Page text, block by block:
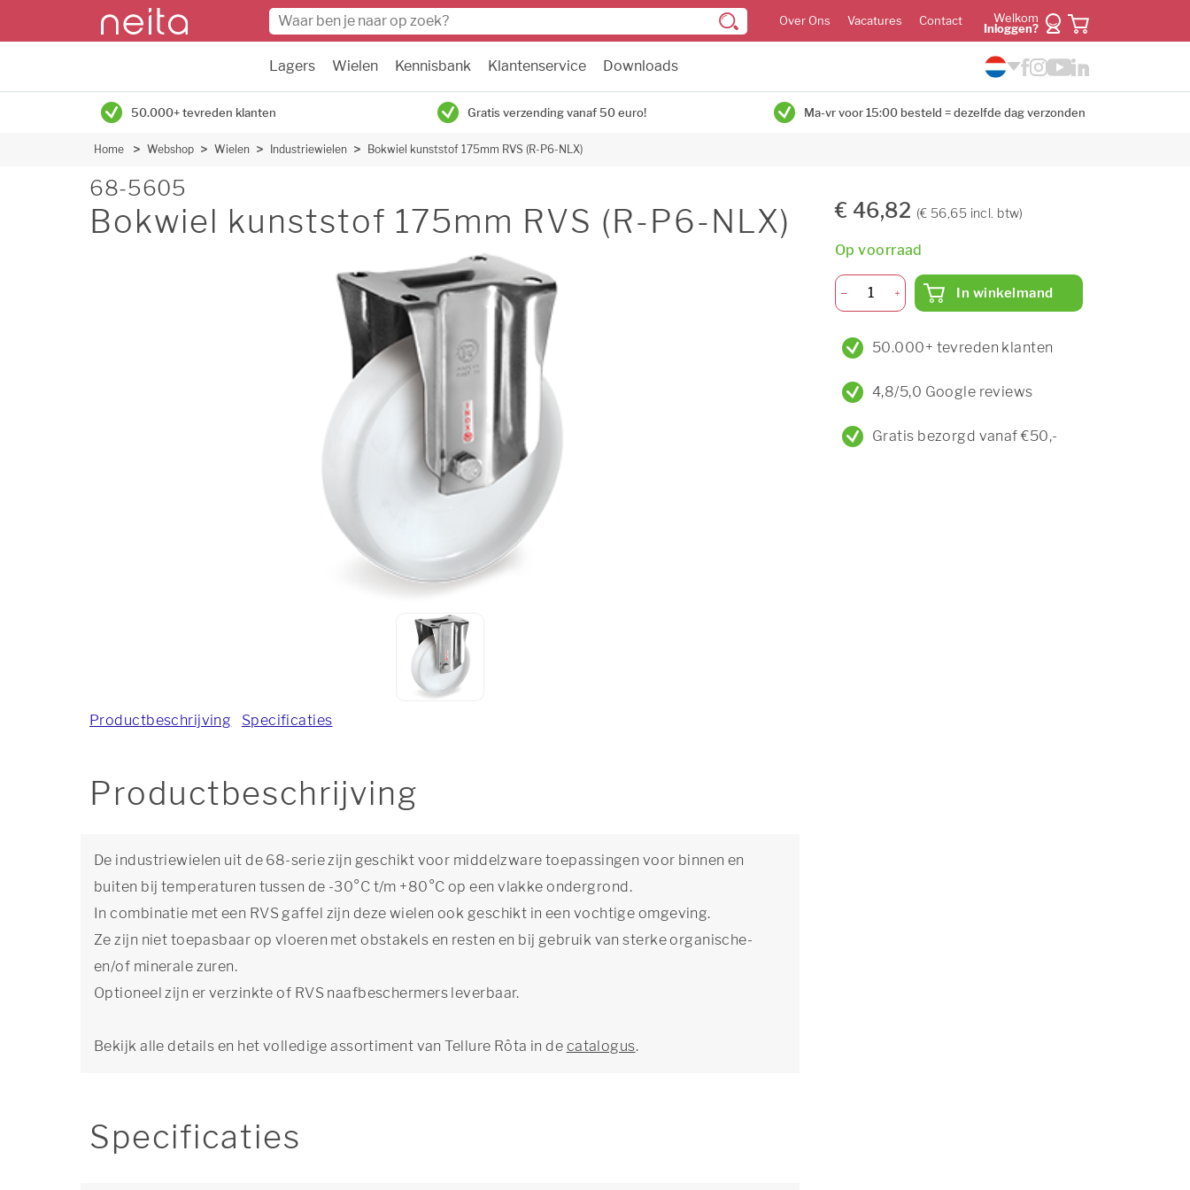
Over Ons Vacatures Contact
Welkom
Inloggen?
Lagers Wielen Kennisbank Klantenservice Downloads
50.000+ tevreden klanten Gratis verzending vanaf 50 euro! Ma-vr voor 15:00 besteld = dezelfde dag verzonden
Home Webshop Wielen Industriewielen Bokwiel kunststof 175mm RVS (R-P6-NLX)
68-5605
Bokwiel kunststof 175mm RVS (R-P6-NLX)
Productbeschrijving Specificaties
Productbeschrijving
De industriewielen uit de 68-serie zijn geschikt voor middelzware toepassingen voor binnen en
buiten bij temperaturen tussen de -30°C t/m +80°C op een vlakke ondergrond.
In combinatie met een RVS gaffel zijn deze wielen ook geschikt in een vochtige omgeving.
Ze zijn niet toepasbaar op vloeren met obstakels en resten en bij gebruik van sterke organische-
en/of minerale zuren.
Optioneel zijn er verzinkte of RVS naafbeschermers leverbaar.
Bekijk alle details en het volledige assortiment van Tellure Rôta in de catalogus.
Specificaties
€ 46,82 (€ 56,65 incl. btw)
Op voorraad
In winkelmand
50.000+ tevreden klanten
4,8/5,0 Google reviews
Gratis bezorgd vanaf €50,-